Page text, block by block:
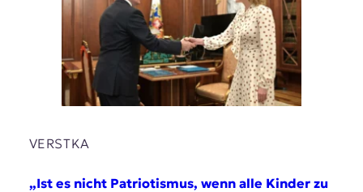
VERSTKA
„Ist es nicht Patriotismus, wenn alle Kinder zu